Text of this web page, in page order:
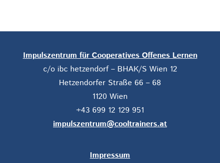
Impulszentrum für Cooperatives Offenes Lernen
c/o ibc hetzendorf – BHAK/S Wien 12
Hetzendorfer Straße 66 – 68
1120 Wien
+43 699 12 129 951
impulszentrum@cooltrainers.at
Impressum